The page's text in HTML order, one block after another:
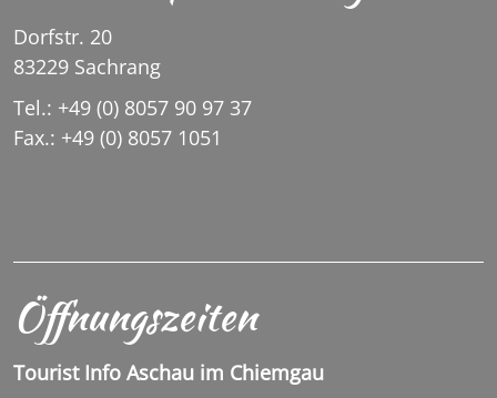
Dorfstr. 20
83229 Sachrang
Tel.: +49 (0) 8057 90 97 37
Fax.: +49 (0) 8057 1051
Öffnungszeiten
Tourist Info Aschau im Chiemgau